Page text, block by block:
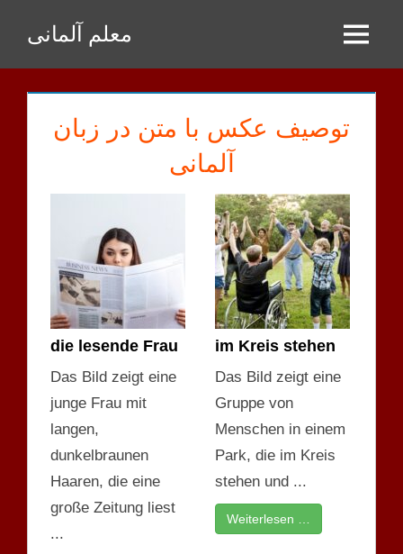
Inhalt
springen
معلم آلمانی Menu
توصیف عکس با متن در زبان
آلمانی
die lesende Frau
Das Bild zeigt eine
junge Frau mit
langen,
dunkelbraunen
Haaren, die eine
große Zeitung liest
...
im Kreis stehen
Das Bild zeigt eine
Gruppe von
Menschen in einem
Park, die im Kreis
stehen und ...
Weiterlesen …